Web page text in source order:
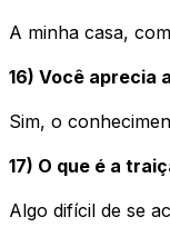
A minha casa,
16) Você aprecia
Sim, o
17) O que é a
Algo difícil de se